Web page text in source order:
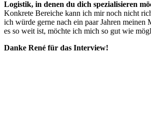
Logistik, in denen du dich spezialisieren
Konkrete Bereiche kann ich mir noch nicht
ich würde gerne nach ein paar Jahren meinen
es so weit ist, möchte ich mich so gut wie
Danke René für das Interview!